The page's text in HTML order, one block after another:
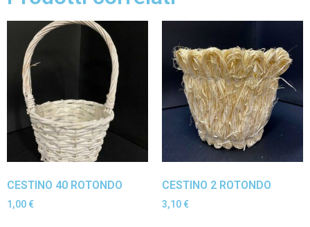
CESTINO 40 ROTONDO
1,00 €
CESTINO 2 ROTONDO
3,10 €